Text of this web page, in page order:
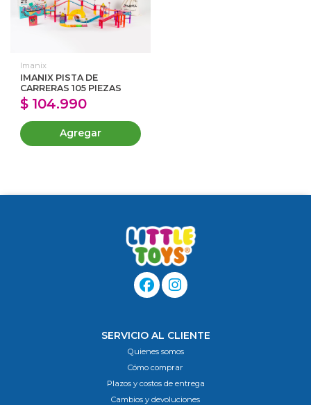
Imanix
IMANIX PISTA DE
CARRERAS 105 PIEZAS
$ 104.990
Agregar
SERVICIO AL CLIENTE
Quienes somos
Cómo comprar
Plazos y costos de entrega
Cambios y devoluciones